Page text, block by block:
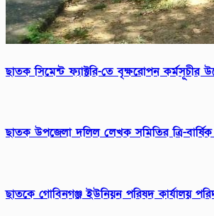
ছাতক সিমেন্ট ফ্যাক্টরি-তে বৃক্ষরোপন কর্মসূচীর
ছাতক উপজেলা দলিল লেখক সমিতির ত্রি-
ছাতকে গোবিনগঞ্জ ইউনিয়ন পরিষদ কার্যালয়